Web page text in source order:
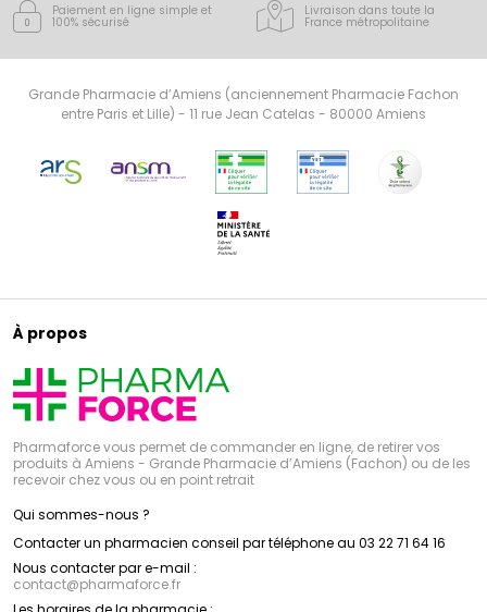
Paiement en ligne simple et
100% sécurisé
Livraison dans toute la
France métropolitaine
Grande Pharmacie d’Amiens (anciennement Pharmacie Fachon
entre Paris et Lille) - 11 rue Jean Catelas - 80000 Amiens
À propos
Pharmaforce vous permet de commander en ligne, de retirer vos
produits à Amiens - Grande Pharmacie d’Amiens (Fachon) ou de les
recevoir chez vous ou en point retrait
Qui sommes-nous ?
Contacter un pharmacien conseil par téléphone au 03 22 71 64 16
Nous contacter par e-mail :
contact@pharmaforce.fr